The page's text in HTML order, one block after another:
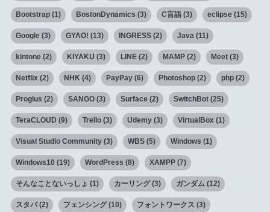
Bootstrap(1) BostonDynamics (3) C言語(3) eclipse(15)
Google(3) GYAO! (13) INGRESS(2) Java(11)
kintone(2) KIYAKU (3) LINE(2) MAMP(2) Meet(3)
Netflix(2) NHK(4) PayPay(6) Photoshop(2) php(2)
Proglus (2) SANGO(3) Surface(2) SwitchBot(25)
TeraCLOUD (9) Trello(3) Udemy(3) VirtualBox(1)
Visual Studio Community(3) WBS(5) Windows (1)
Windows10(19) WordPress (8) XAMPP(7)
そんなことないっしょ (1) カーリング(3) ガンダム(12)
スタバ(2) フェンシング(10) フォントワークス (3)